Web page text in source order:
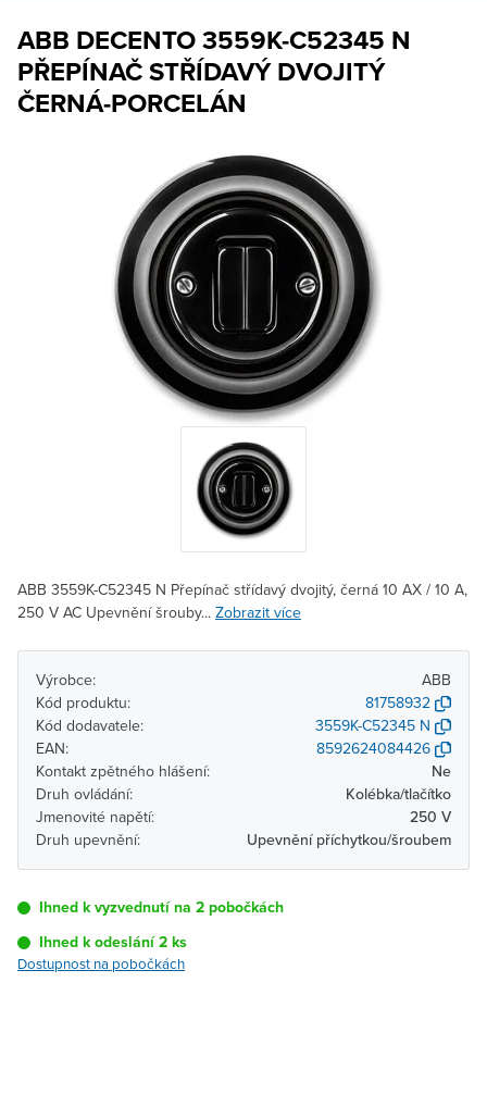
ABB DECENTO 3559K-C52345 N
PŘEPÍNAČ STŘÍDAVÝ DVOJITÝ
ČERNÁ-PORCELÁN
ABB 3559K-C52345 N Přepínač střídavý dvojitý, černá 10 AX / 10 A,
250 V AC Upevnění šrouby... Zobrazit více
Výrobce:
ABB
Kód produktu:
81758932
Kód dodavatele:
3559K-C52345 N
EAN:
8592624084426
Kontakt zpětného hlášení:
Ne
Druh ovládání:
Kolébka/tlačítko
Jmenovité napětí:
250 V
Druh upevnění:
Upevnění příchytkou/šroubem
Ihned k vyzvednutí na 2 pobočkách
Ihned k odeslání 2 ks
Dostupnost na pobočkách